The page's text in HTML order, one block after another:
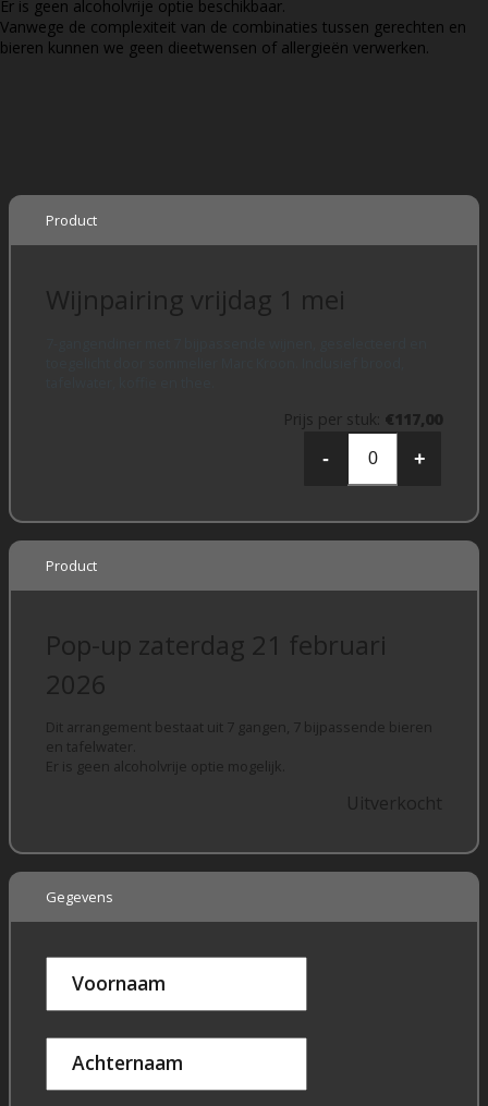
Er is geen alcoholvrije optie beschikbaar.
Vanwege de complexiteit van de combinaties tussen gerechten en
bieren kunnen we geen dieetwensen of allergieën verwerken.
Product
Wijnpairing vrijdag 1 mei
Prijs per stuk €117,00
- +
Product
Pop-up zaterdag 21 februari
2026
Dit arrangement bestaat uit 7 gangen, 7 bijpassende bieren
en tafelwater.
Er is geen alcoholvrije optie mogelijk.
Uitverkocht
Gegevens
Voornaam
Achternaam